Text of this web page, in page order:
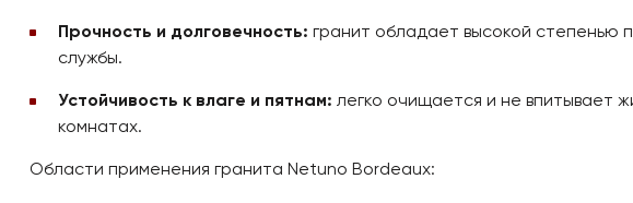
Прочность и долговечность: гранит обладает высокой степенью
службы.
Устойчивость к влаге и пятнам: легко очищается и не впитывает
комнатах.
Области применения гранита Netuno Bordeaux: